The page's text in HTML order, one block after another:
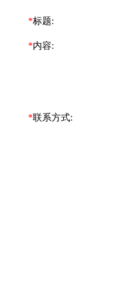
*标题:
*内容:
*联系方式: